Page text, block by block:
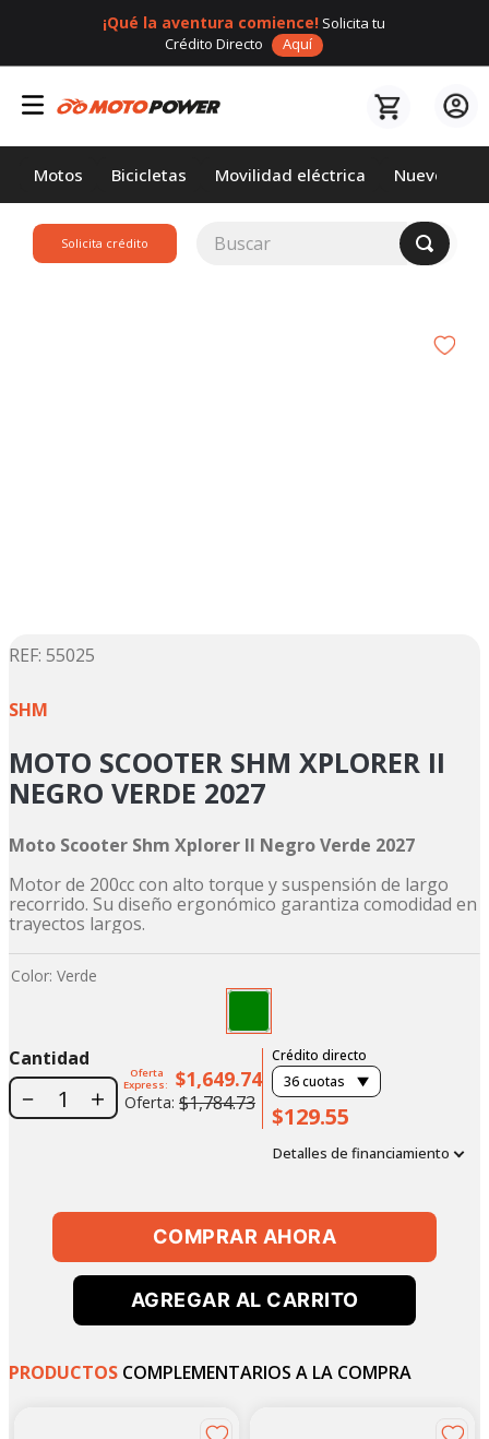
¡Qué la aventura comience! Solicita tu
Crédito Directo
Aquí
Motos Bicicletas Movilidad eléctrica Nuevos
Solicita crédito
Buscar
: 55025
SHM
MOTO SCOOTER SHM XPLORER II
NEGRO VERDE 2027
Moto Scooter Shm Xplorer II Negro Verde 2027
Motor de 200cc con alto torque y suspensión de largo
recorrido. Su diseño ergonómico garantiza comodidad en
trayectos largos.
Color: Verde
Cantidad
＋
－
Oferta
Express:
$1,649.74
Oferta: $1,784.73
Crédito directo
36cuotas
$129.55
Detalles de financiamiento
COMPRAR AHORA
AGREGAR AL CARRITO
PRODUCTOS COMPLEMENTARIOS A LA COMPRA